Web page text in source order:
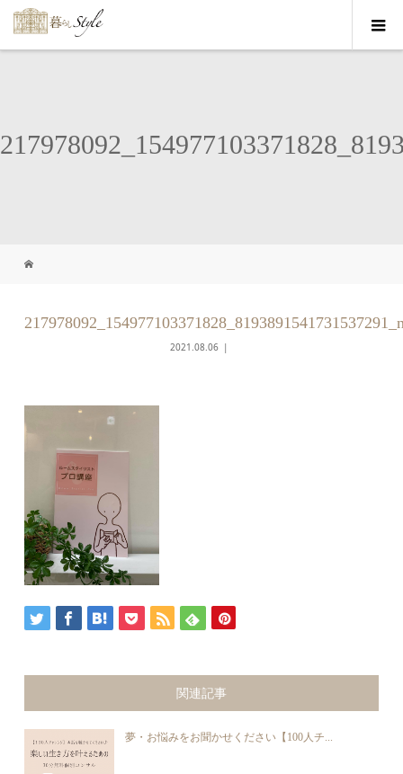
2021.08.06
関連記事
夢・お悩みをお聞かせください【100人チ...